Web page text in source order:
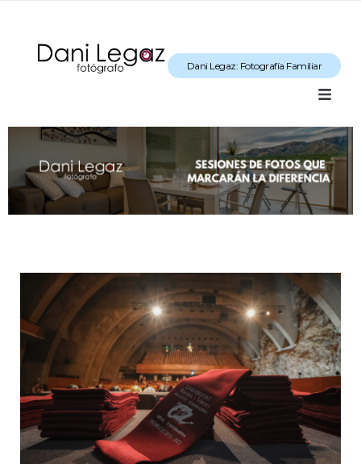
Dani Legaz: Fotografía Familiar